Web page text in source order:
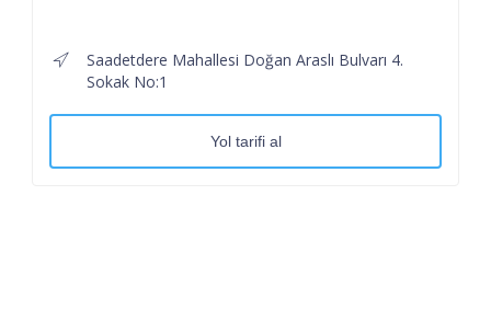
Saadetdere Mahallesi Doğan Araslı Bulvarı 4.
Sokak No:1
Yol tarifi al